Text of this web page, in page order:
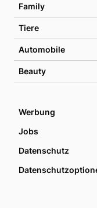
Family
Tiere
Automobile
Beauty
Werbung
Jobs
Datenschutz